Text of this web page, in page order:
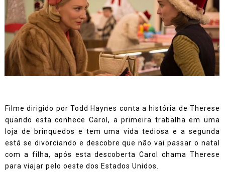
Filme dirigido por Todd Haynes conta a história de Therese
quando esta conhece Carol, a primeira trabalha em uma
loja de brinquedos e tem uma vida tediosa e a segunda
está se divorciando e descobre que não vai passar o natal
com a filha, após esta descoberta Carol chama Therese
para viajar pelo oeste dos Estados Unidos.